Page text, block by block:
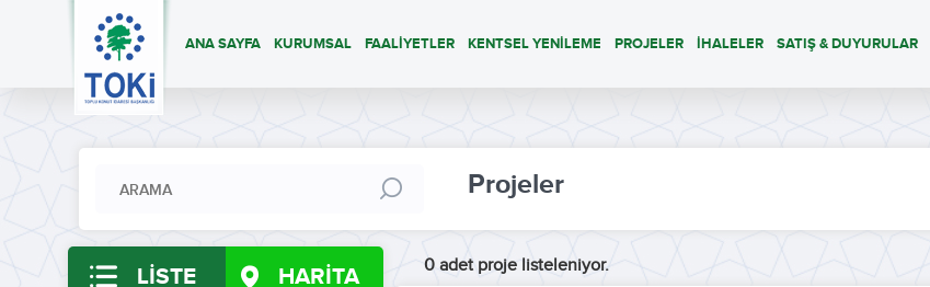
ANA SAYFA KURUMSAL FAALİYETLER KENTSEL YENİLEME PROJELER İHALELER SATIŞ & DUYURULAR
Projeler
LİSTE HARİTA 0 adet proje listeleniyor.